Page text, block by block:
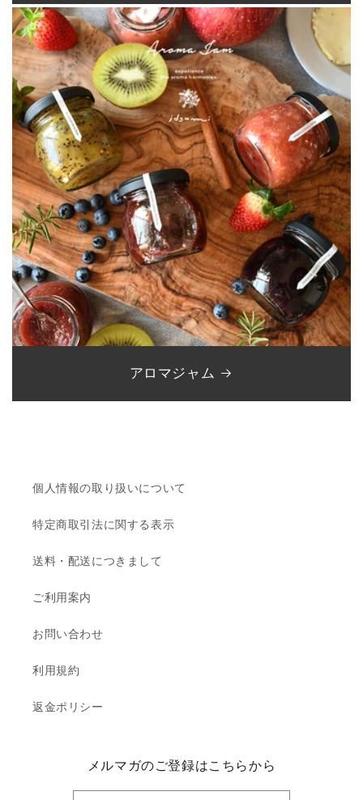
アロマジャム
個人情報の取り扱いについて
特定商取引法に関する表示
送料・配送につきまして
ご利用案内
お問い合わせ
利用規約
返金ポリシー
メルマガのご登録はこちらから